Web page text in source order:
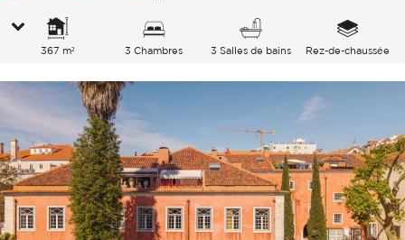
367 m² 3 Chambres 3 Salles de bains Rez-de-chaussée